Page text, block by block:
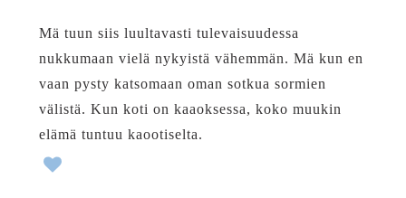
Mä tuun siis luultavasti tulevaisuudessa
nukkumaan vielä nykyistä vähemmän. Mä kun en
vaan pysty katsomaan oman sotkua sormien
välistä. Kun koti on kaaoksessa, koko muukin
elämä tuntuu kaootiselta.